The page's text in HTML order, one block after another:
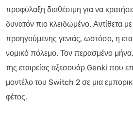
προφύλαξη διαθέσιμη για να
δυνατόν πιο κλειδωμένο. Αντίθετα
προηγούμενης γενιάς, ωστόσο, η
νομικό πόλεμο. Τον περασμένο
της εταιρείας αξεσουάρ Genki που
μοντέλο του Switch 2 σε μια
φέτος.